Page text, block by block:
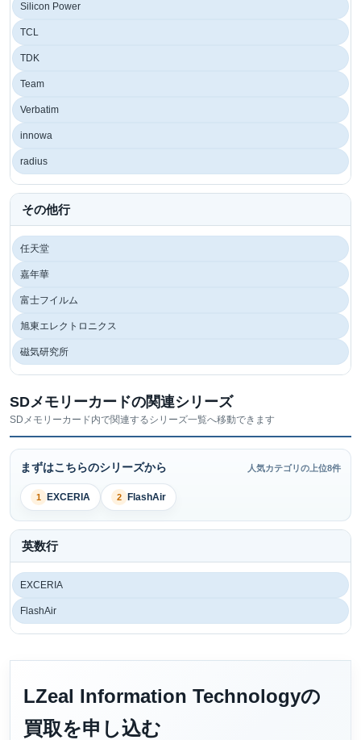
Silicon Power
TCL
TDK
Team
Verbatim
innowa
radius
その他行
任天堂
嘉年華
富士フイルム
旭東エレクトロニクス
磁気研究所
SDメモリーカードの関連シリーズ
SDメモリーカード内で関連するシリーズ一覧へ移動できます
まずはこちらのシリーズから 人気カテゴリの上位8件
1 EXCERIA 2 FlashAir
英数行
EXCERIA
FlashAir
LZeal Information Technologyの
買取を申し込む